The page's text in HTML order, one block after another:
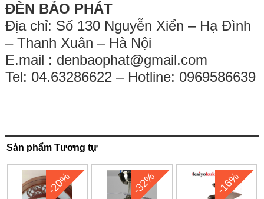
ĐÈN BẢO PHÁT
Địa chỉ: Số 130 Nguyễn Xiển – Hạ Đình
– Thanh Xuân – Hà Nội
E.mail : denbaophat@gmail.com
Tel: 04.63286622 – Hotline: 0969586639
Sản phẩm Tương tự
-20% -32% -16%